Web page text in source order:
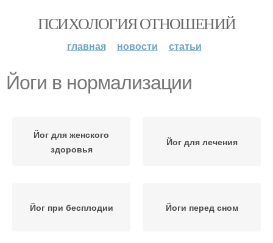
ПСИХОЛОГИЯ ОТНОШЕНИЙ
главная новости статьи
Йоги в нормализации
Йог для женского
здоровья
Йог для лечения
Йог при бесплодии Йоги перед сном